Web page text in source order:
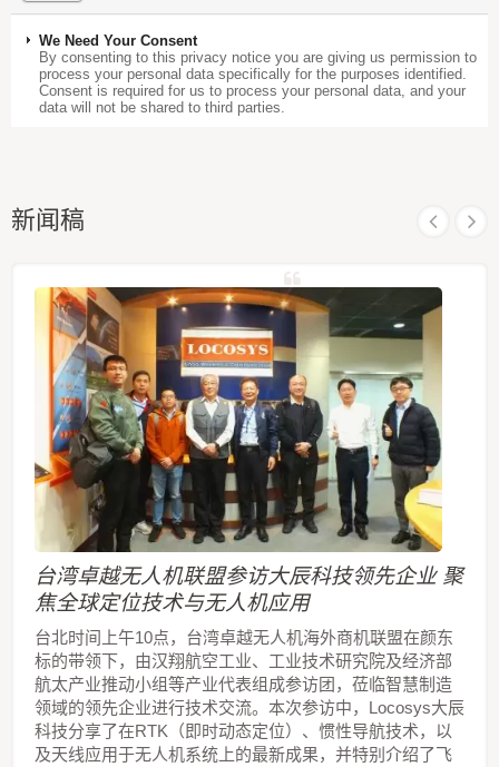
We Need Your Consent
By consenting to this privacy notice you are giving us permission to
process your personal data specifically for the purposes identified.
Consent is required for us to process your personal data, and your
data will not be shared to third parties.
新闻稿
台湾卓越无人机联盟参访大辰科技领先企业 聚
焦全球定位技术与无人机应用
台北时间上午10点，台湾卓越无人机海外商机联盟在颜东
标的带领下，由汉翔航空工业、工业技术研究院及经济部
航太产业推动小组等产业代表组成参访团，莅临智慧制造
领域的领先企业进行技术交流。本次参访中，Locosys大辰
科技分享了在RTK（即时动态定位）、惯性导航技术，以
及天线应用于无人机系统上的最新成果，并特别介绍了飞